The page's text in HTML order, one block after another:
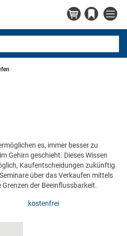
es, immer besser zu
Gehirn geschieht. Dieses Wissen
Kaufentscheidungen zukünftig
über das Verkaufen mittels
der Beeinflussbarkeit.
kostenfrei